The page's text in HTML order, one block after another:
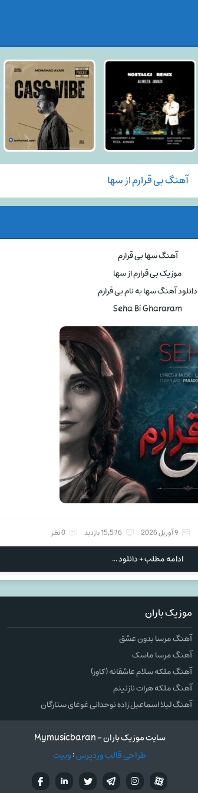
آهنگ بی قرارم از سها
آهنگ سها بی قرارم
موزیک بی قرارم از سها
دانلود آهنگ سها به نام بی قرارم
Seha Bi Ghararam
9 آوریل 2026 15,576 بازدید 0 نظر
ادامه مطلب + دانلود ...
موزیک باران
آهنگ مرسا بدون عشق
آهنگ مرسا ماسک
آهنگ ملکه سلام عاشقانه (کاور)
آهنگ ملکه هرات نازنینم
آهنگ لیلا اسماعیل زاده نوحدانی غوغای ستارگان
سایت موزیک باران - Mymusicbaran
طراحی قالب وردپرس:وبیت
تويترتلگرام
اینستاگرام آپارات